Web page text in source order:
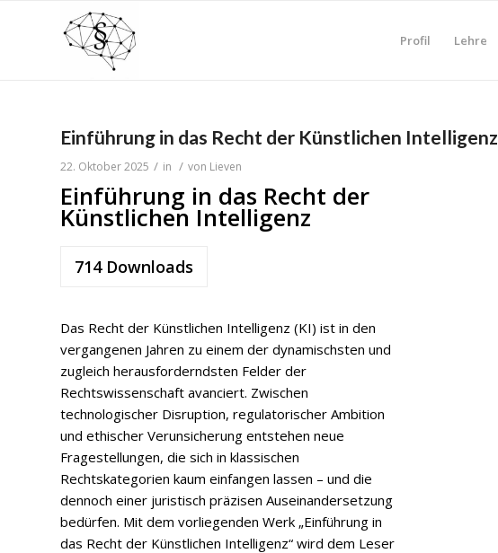
Profil Lehre
Einführung in das Recht der Künstlichen Intelligenz
22. Oktober 2025 / in / von Lieven
Einführung in das Recht der
Künstlichen Intelligenz
714Downloads
Das Recht der Künstlichen Intelligenz (KI) ist in den
vergangenen Jahren zu einem der dynamischsten und
zugleich herausforderndsten Felder der
Rechtswissenschaft avanciert. Zwischen
technologischer Disruption, regulatorischer Ambition
und ethischer Verunsicherung entstehen neue
Fragestellungen, die sich in klassischen
Rechtskategorien kaum einfangen lassen – und die
dennoch einer juristisch präzisen Auseinandersetzung
bedürfen. Mit dem vorliegenden Werk „Einführung in
das Recht der Künstlichen Intelligenz“ wird dem Leser